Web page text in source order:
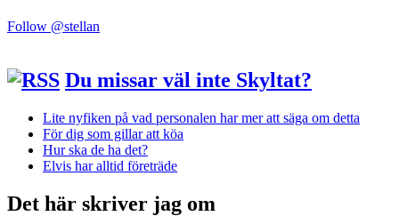
Follow @stellan
Du missar väl inte Skyltat?
Lite nyfiken på vad personalen har mer att säga om detta
För dig som gillar att köa
Hur ska de ha det?
Elvis har alltid företräde
Det här skriver jag om